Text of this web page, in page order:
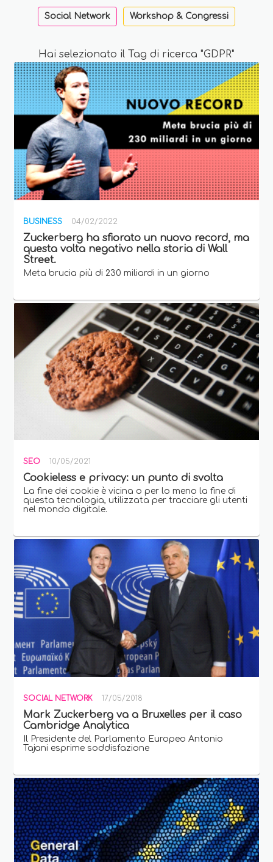
Social Network Workshop & Congressi
Hai selezionato il Tag di ricerca "GDPR"
BUSINESS 04/02/2022
Zuckerberg ha sfiorato un nuovo record, ma
questa volta negativo nella storia di Wall
Street.
Meta brucia più di 230 miliardi in un giorno
SEO 10/05/2021
Cookieless e privacy: un punto di svolta
La fine dei cookie è vicina o per lo meno la fine di
questa tecnologia, utilizzata per tracciare gli utenti
nel mondo digitale.
SOCIAL NETWORK 17/05/2018
Mark Zuckerberg va a Bruxelles per il caso
Cambridge Analytica
Il Presidente del Parlamento Europeo Antonio
Tajani esprime soddisfazione